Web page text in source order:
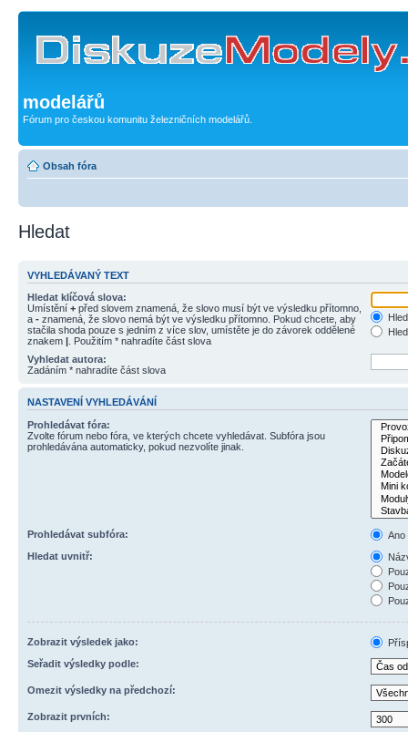
modelářů
Fórum pro českou komunitu železničních modelářů.
Obsah fóra
Hledat
VYHLEDÁVANÝ TEXT
Hledat klíčová slova:
Umístění + před slovem znamená, že slovo musí být ve výsledku přítomno,
a - znamená, že slovo nemá být ve výsledku přítomno. Pokud chcete, aby
stačila shoda pouze s jedním z více slov, umístěte je do závorek oddělené
znakem | . Použitím * nahradíte část slova
Vyhledat autora:
Zadáním * nahradíte část slova
NASTAVENÍ VYHLEDÁVÁNÍ
Prohledávat fóra:
Zvolte fórum nebo fóra, ve kterých chcete vyhledávat. Subfóra jsou
prohledávána automaticky, pokud nezvolíte jinak.
Prohledávat subfóra:
Ano
Hledat uvnitř:
Zobrazit výsledek jako:
Seřadit výsledky podle:
Omezit výsledky na předchozí:
Zobrazit prvních: